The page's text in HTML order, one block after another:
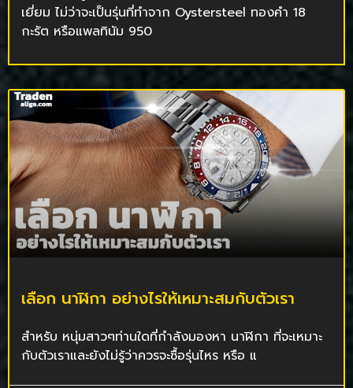
เยี่ยม ไม่ว่าจะเป็นรุ่นที่ทำจาก Oystersteel ทองคำ 18
กะรัต หรือแพลทินัม 950
เลือก นาฬิกา อย่างไรให้เหมาะสมกับตัวเรา
สำหรับ หนุ่มสาวๆท่านใดที่กำลังมองหา นาฬิกา ที่จะเหมาะ
กับตัวเราและยังไม่รู้ว่าควรจะซื้อรุ่นไหร หรือ แ